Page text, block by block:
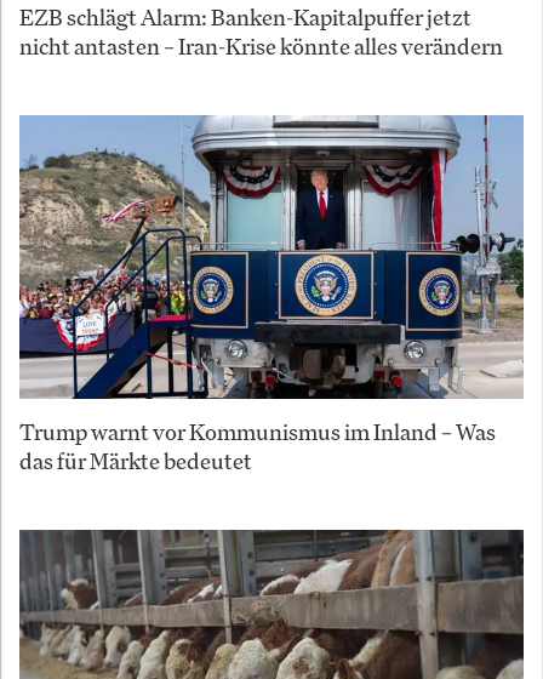
EZB schlägt Alarm: Banken-Kapitalpuffer jetzt
nicht antasten – Iran-Krise könnte alles verändern
Trump warnt vor Kommunismus im Inland – Was
das für Märkte bedeutet